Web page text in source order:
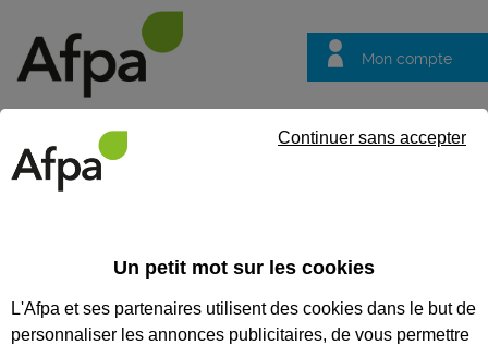
Mon compte
questions
MANAGER D’ÉQUIPE RELATION
CLIENT À DISTANCE
Un petit mot sur les cookies
L'Afpa et ses partenaires utilisent des cookies dans le but de
personnaliser les annonces publicitaires, de vous permettre
Continuer sans accepter